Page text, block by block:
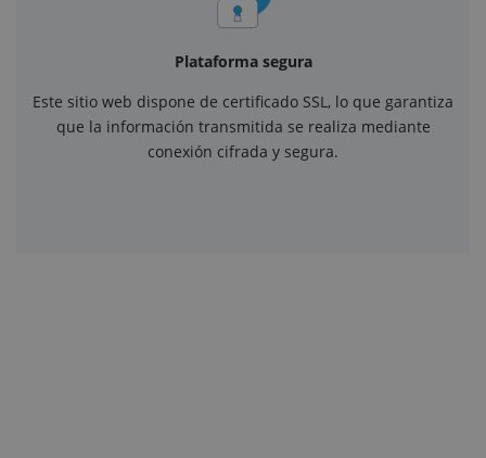
Plataforma segura
Este sitio web dispone de certificado SSL, lo que garantiza
que la información transmitida se realiza mediante
conexión cifrada y segura.